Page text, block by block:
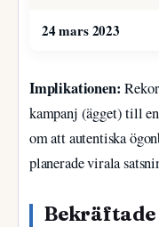
24 mars 2023
Implikationen:
kampanj (ägget) till
om att autentiska
planerade virala